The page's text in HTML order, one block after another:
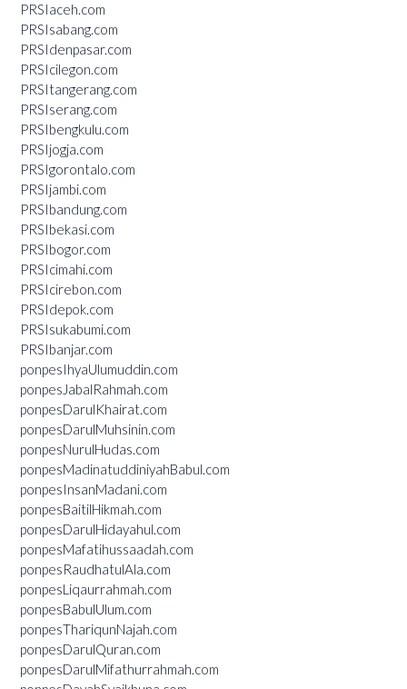
PRSIaceh.com
PRSIsabang.com
PRSIdenpasar.com
PRSIcilegon.com
PRSItangerang.com
PRSIserang.com
PRSIbengkulu.com
PRSIjogja.com
PRSIgorontalo.com
PRSIjambi.com
PRSIbandung.com
PRSIbekasi.com
PRSIbogor.com
PRSIcimahi.com
PRSIcirebon.com
PRSIdepok.com
PRSIsukabumi.com
PRSIbanjar.com
ponpesIhyaUlumuddin.com
ponpesJabalRahmah.com
ponpesDarulKhairat.com
ponpesDarulMuhsinin.com
ponpesNurulHudas.com
ponpesMadinatuddiniyahBabul.com
ponpesInsanMadani.com
ponpesBaitilHikmah.com
ponpesDarulHidayahul.com
ponpesMafatihussaadah.com
ponpesRaudhatulAla.com
ponpesLiqaurrahmah.com
ponpesBabulUlum.com
ponpesThariqunNajah.com
ponpesDarulQuran.com
ponpesDarulMifathurrahmah.com